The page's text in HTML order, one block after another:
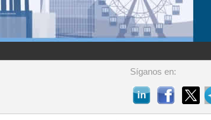
Síganos en: